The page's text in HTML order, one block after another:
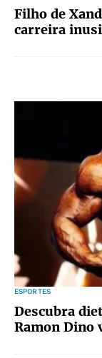
Filho de
carreira
ESPORTES
Descubra
Ramon Dino